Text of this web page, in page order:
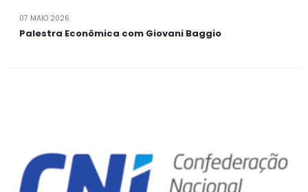
07 MAIO 2026
Palestra Econômica com Giovani Baggio